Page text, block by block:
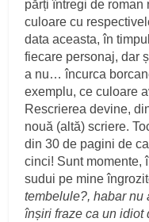
părți întregi de
culoare cu
data aceasta, în
fiecare personaj, dar
a nu… încurca
exemplu, ce culoare
Rescrierea devine,
nouă (altă) scriere.
din 30 de pagini de
cinci! Sunt momente,
sudui pe mine
tembelule?, habar nu
înșiri fraze ca un idiot